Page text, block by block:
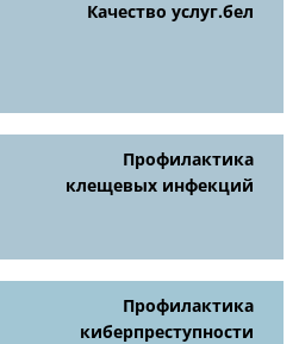
Качество услуг.бел
Профилактика
клещевых инфекций
Профилактика
киберпреступности